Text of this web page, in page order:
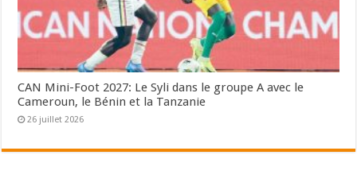
CAN Mini-Foot 2027: Le Syli dans le groupe A avec le
Cameroun, le Bénin et la Tanzanie
26 juillet 2026